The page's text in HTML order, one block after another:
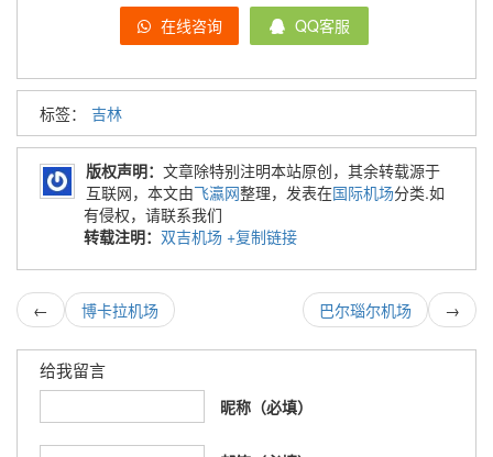
在线咨询 QQ客服
标签： 吉林
版权声明： 文章除特别注明本站原创，其余转载源于
互联网，本文由飞瀛网整理，发表在国际机场分类.如
有侵权，请联系我们
转载注明： 双吉机场 +复制链接
← 博卡拉机场 →
巴尔瑙尔机场
给我留言
昵称（必填）